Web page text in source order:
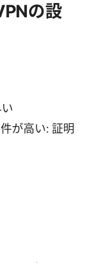
の設
が高い: 証明